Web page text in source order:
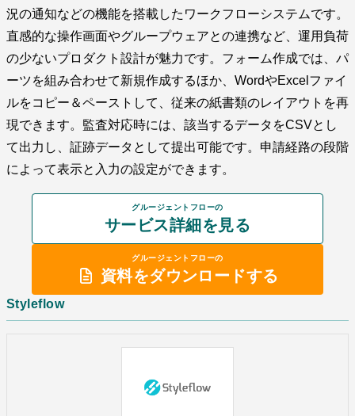
況の通知などの機能を搭載したワークフローシステムです。
直感的な操作画面やグループウェアとの連携など、運用負荷
の少ないプロダクト設計が魅力です。フォーム作成では、パ
ーツを組み合わせて新規作成するほか、WordやExcelファイ
ルをコピー＆ペーストして、従来の紙書類のレイアウトを再
現できます。監査対応時には、該当するデータをCSVとし
て出力し、証跡データとして提出可能です。申請経路の段階
によって表示と入力の設定ができます。
グルージェントフローの
サービス詳細を見る
グルージェントフローの
資料をダウンロードする
Styleflow